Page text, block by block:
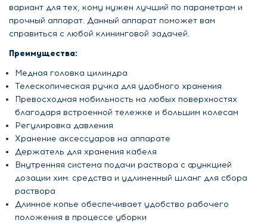
вариант для тех, кому нужен лучший по параметрам и
прочный аппарат. Данный аппарат поможет вам
справиться с любой клининговой задачей.
Преимущества:
Медная головка цилиндра
Телескопическая ручка для удобного хранения
Превосходная мобильность на любых поверхностях
благодаря встроенной тележке и большим колесам
Регулировка давления
Хранение аксессуаров на аппарате
Держатель для хранения кабеля
Внутренняя система подачи раствора с функцией
дозации хим. средства и удлиненный шланг для сбора
раствора
Длинное копье обеспечивает удобство рабочего
положения в процессе уборки